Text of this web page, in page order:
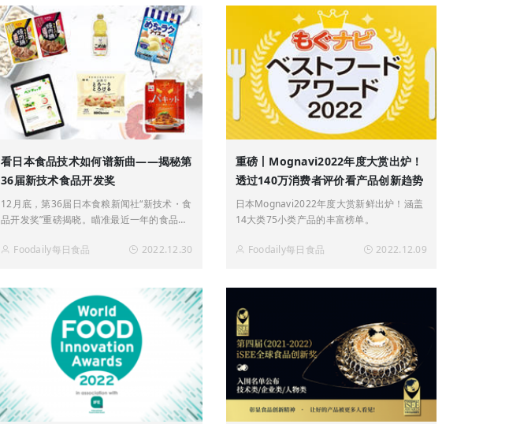
看日本食品技术如何谱新曲——揭秘第
36届新技术食品开发奖
12月底，第36届日本食粮新闻社“新技术・食
品开发奖”重磅揭晓。瞄准最近一年的食品领
细选、严格评审，具有高含金量和优良商业
Foodaily每日食品 2022.12.30
重磅丨Mognavi2022年度大赏出炉！
透过140万消费者评价看产品创新趋势
日本Mognavi2022年度大赏新鲜出炉！涵盖
14大类75小类产品的丰富榜单。
Foodaily每日食品 2022.12.09